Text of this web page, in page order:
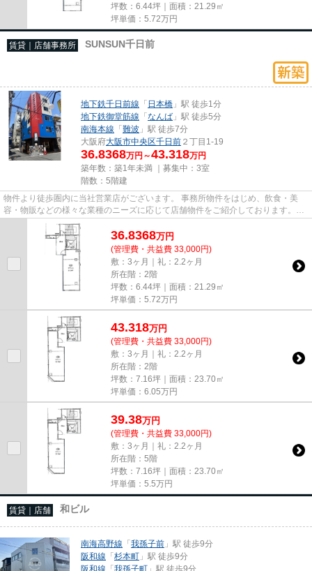
坪数：6.44坪｜面積：21.29㎡
坪単価： 5.72万円
賃貸｜店舗事務所 SUNSUN千日前
地下鉄千日前線 「 日本橋 」駅 徒歩1分
地下鉄御堂筋線 「なんば 」駅 徒歩5分
南海本線 「難波 」駅 徒歩7分
大阪府大阪市中央区千日前 ２丁目1-19
36.8368万円～43.318万円
築年数：築1年未満 ｜募集中： 3室
階数：5階建
物件より徒歩圏内に当社営業店がございます。 事務所物件をはじめ、飲食・美
容・物販などの様々な業種のニーズに応じて店舗物件をご紹介しております。
尚、弊社ではおとり広告は一切...
36.8368万円
(管理費・共益費 33,000円)
敷：3ヶ月｜礼：2.2ヶ月
所在階：2階
坪数：6.44坪｜面積：21.29㎡
坪単価： 5.72万円
43.318万円
(管理費・共益費 33,000円)
敷：3ヶ月｜礼：2.2ヶ月
所在階：2階
坪数：7.16坪｜面積：23.70㎡
坪単価： 6.05万円
39.38万円
(管理費・共益費 33,000円)
敷：3ヶ月｜礼：2.2ヶ月
所在階：5階
坪数：7.16坪｜面積：23.70㎡
坪単価： 5.5万円
賃貸｜店舗 和ビル
南海高野線 「我孫子前 」駅 徒歩9分
阪和線 「杉本町 」駅 徒歩9分
阪和線 「我孫子町 」駅 徒歩9分